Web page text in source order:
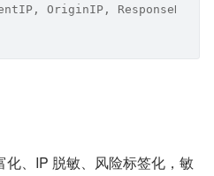
OriginIP,
、IP 脱敏、风险标签化，敏